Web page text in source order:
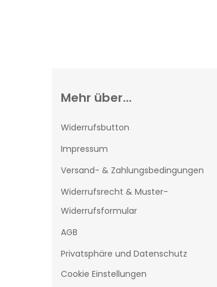
Mehr über...
Widerrufsbutton
Impressum
Versand- & Zahlungsbedingungen
Widerrufsrecht & Muster-
Widerrufsformular
AGB
Privatsphäre und Datenschutz
Cookie Einstellungen